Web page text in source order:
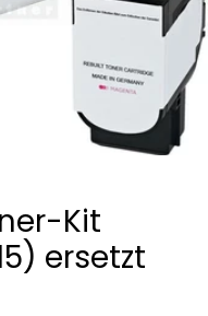
Kit
ersetzt